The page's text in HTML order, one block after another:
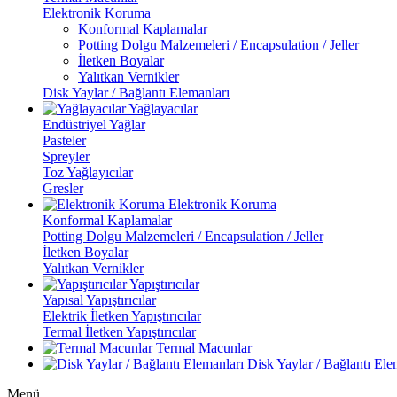
Elektronik Koruma
Konformal Kaplamalar
Potting Dolgu Malzemeleri / Encapsulation / Jeller
İletken Boyalar
Yalıtkan Vernikler
Disk Yaylar / Bağlantı Elemanları
Yağlayacılar
Endüstriyel Yağlar
Pasteler
Spreyler
Toz Yağlayıcılar
Gresler
Elektronik Koruma
Konformal Kaplamalar
Potting Dolgu Malzemeleri / Encapsulation / Jeller
İletken Boyalar
Yalıtkan Vernikler
Yapıştırıcılar
Yapısal Yapıştırıcılar
Elektrik İletken Yapıştırıcılar
Termal İletken Yapıştırıcılar
Termal Macunlar
Disk Yaylar / Bağlantı
Menü